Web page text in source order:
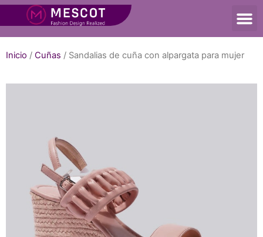
Inicio / Cuñas / Sandalias de cuña con alpargata para mujer